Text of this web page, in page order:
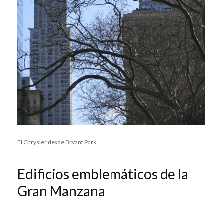
El Chrysler desde Bryant Park
Edificios emblemáticos de la
Gran Manzana